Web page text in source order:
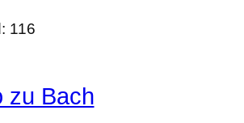
116
zu Bach